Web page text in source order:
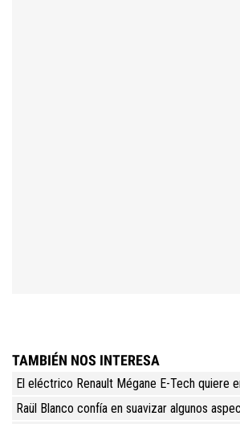
TAMBIÉN NOS INTERESA
El eléctrico Renault Mégane E-Tech quiere
Raül Blanco confía en suavizar algunos